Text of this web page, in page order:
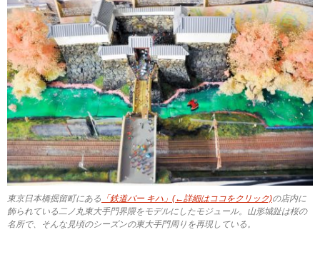
東京日本橋掘留町にある 「鉄道バー キハ」(←詳細はココをクリック)の店内に
飾られている二ノ丸東大手門界隈をモデルにしたモジュール。山形城趾は桜の
名所で、そんな見頃のシーズンの東大手門周りを再現している。